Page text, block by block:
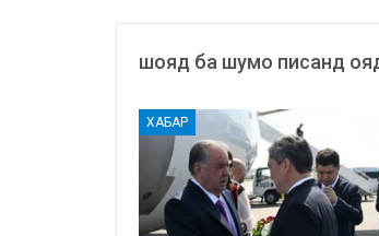
шояд ба шумо писанд
ХАБАР